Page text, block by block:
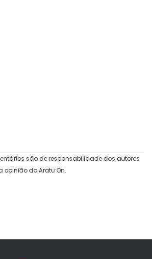
são de responsabilidade dos autores
opinião do Aratu On.